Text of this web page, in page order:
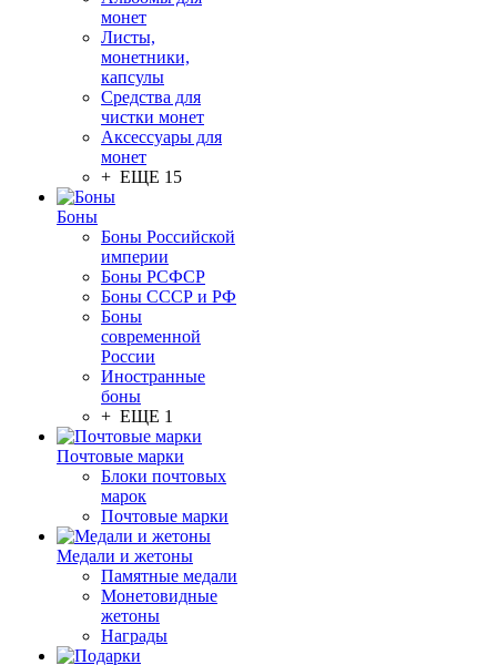
монет
Листы,
монетники,
капсулы
Средства для
чистки монет
Аксессуары для
монет
+ ЕЩЕ 15
Боны
Боны Российской
империи
Боны РСФСР
Боны СССР и РФ
Боны
современной
России
Иностранные
боны
+ ЕЩЕ 1
Почтовые марки
Блоки почтовых
марок
Почтовые марки
Медали и жетоны
Памятные медали
Монетовидные
жетоны
Награды